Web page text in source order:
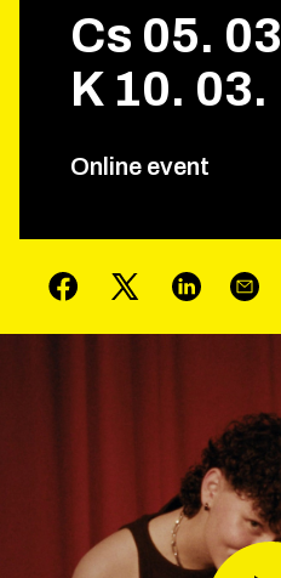
Cs 05. 03
K 10. 03.
Online event